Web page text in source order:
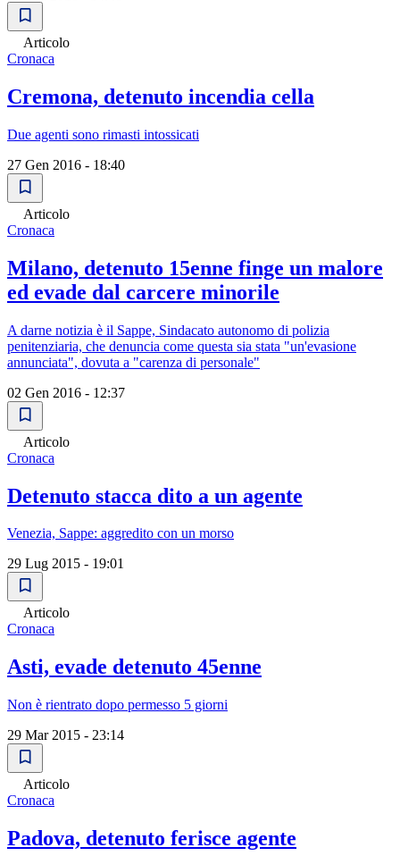
Articolo
Cronaca
Cremona, detenuto incendia cella
Due agenti sono rimasti intossicati
27 Gen 2016 - 18:40
Articolo
Cronaca
Milano, detenuto 15enne finge un malore
ed evade dal carcere minorile
A darne notizia è il Sappe, Sindacato autonomo di polizia
penitenziaria, che denuncia come questa sia stata "un'evasione
annunciata", dovuta a "carenza di personale"
02 Gen 2016 - 12:37
Articolo
Cronaca
Detenuto stacca dito a un agente
Venezia, Sappe: aggredito con un morso
29 Lug 2015 - 19:01
Articolo
Cronaca
Asti, evade detenuto 45enne
Non è rientrato dopo permesso 5 giorni
29 Mar 2015 - 23:14
Articolo
Cronaca
Padova, detenuto ferisce agente